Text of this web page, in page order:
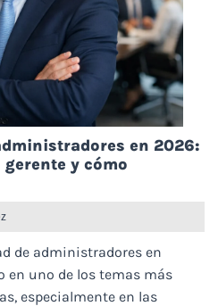
en 2026:
y cómo
de administradores en
en uno de los temas más
especialmente en las